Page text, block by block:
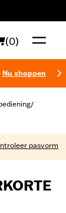
(0)
Nu shoppen
/
pasvorm